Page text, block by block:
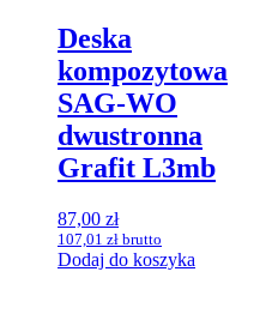
Deska
kompozytowa
SAG-WO
dwustronna
Grafit L3mb
87,00 zł
107,01 zł brutto
Dodaj do koszyka